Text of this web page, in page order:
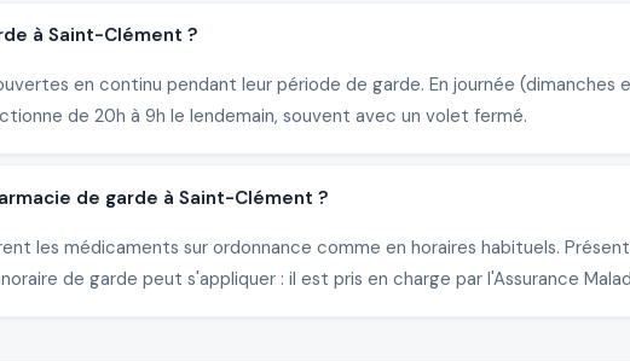
à Saint-Clément ?
en continu pendant leur période de garde. En journée (dimanches
de 20h à 9h le lendemain, souvent avec un volet fermé.
de garde à Saint-Clément ?
les médicaments sur ordonnance comme en horaires habituels.
de garde peut s'appliquer : il est pris en charge par l'Assurance